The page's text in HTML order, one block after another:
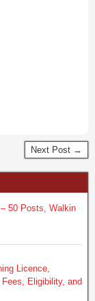
Next Post →
50 Posts, Walkin
Licence,
Eligibility, and